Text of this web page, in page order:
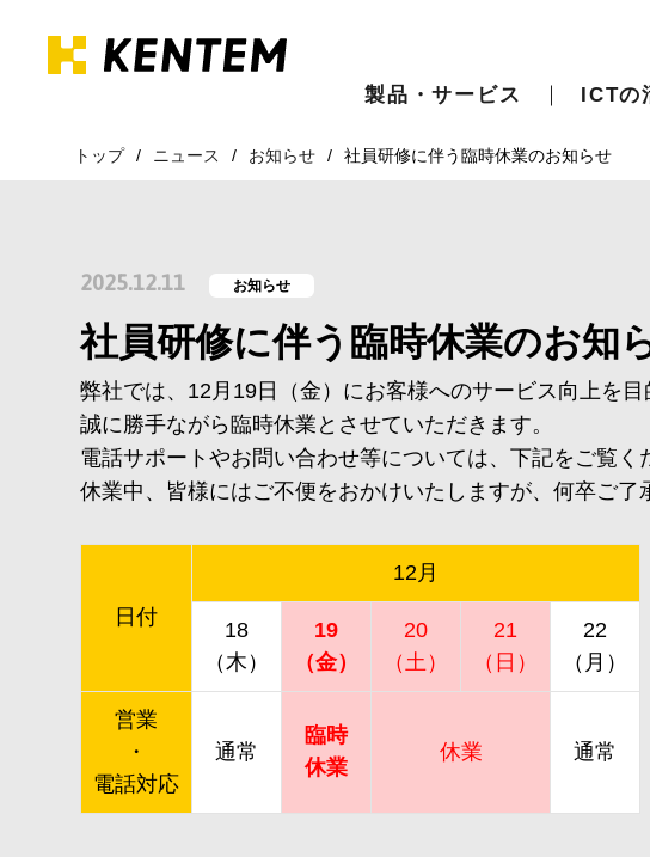
製品・サービス ICTの
トップ ニュース お知らせ 社員研修に伴う臨時休業のお知らせ
2025.12.11 お知らせ
社員研修に伴う臨時休業のお知
弊社では、12月19日（金）にお客様へのサービス向上を目
誠に勝手ながら臨時休業とさせていただきます。
電話サポートやお問い合わせ等については、下記をご覧く
休業中、皆様にはご不便をおかけいたしますが、何卒ご了
日付
12月
18
（木）
19
（金）
20
（土）
21
（日）
22
（月）
営業
・
電話対応
通常
臨時
休業
休業 通常